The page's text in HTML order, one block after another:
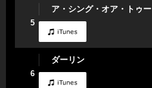
5
ア・シング・オア・トゥー
6
ダーリン